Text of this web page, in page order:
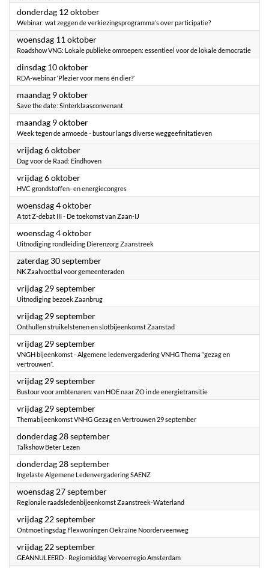
donderdag 12 oktober2023
Webinar: wat zeggen de verkiezingsprogramma’s over participatie?
woensdag 11 oktober2023
Roadshow VNG: Lokale publieke omroepen: essentieel voor de lokale democratie
dinsdag 10 oktober2023
RDA-webinar ‘Plezier voor mens én dier?’
maandag 9 oktober2023
Save the date: Sinterklaasconvenant
maandag 9 oktober2023
Week tegen de armoede - bustour langs diverse weggeefinitatieven
vrijdag 6 oktober2023
Dag voor de Raad: Eindhoven
vrijdag 6 oktober2023
HVC grondstoffen- en energiecongres
woensdag 4 oktober2023
A tot Z-debat III - De toekomst van Zaan-IJ
woensdag 4 oktober2023
Uitnodiging rondleiding Dierenzorg Zaanstreek
zaterdag 30 september2023
NK Zaalvoetbal voor gemeenteraden
vrijdag 29 september2023
Uitnodiging bezoek Zaanbrug
vrijdag 29 september2023
Onthullen struikelstenen en slotbijeenkomst Zaanstad
vrijdag 29 september2023
VNGH bijeenkomst - Algemene ledenvergadering VNHG Thema “gezag en
vertrouwen”.
vrijdag 29 september2023
Bustour voor ambtenaren: van HOE naar ZO in de energietransitie
vrijdag 29 september2023
Themabijeenkomst VNHG Gezag en Vertrouwen 29 september
donderdag 28 september2023
Talkshow Beter Lezen
donderdag 28 september2023
Ingelaste Algemene Ledenvergadering SAENZ
woensdag 27 september2023
Regionale raadsledenbijeenkomst Zaanstreek-Waterland
vrijdag 22 september2023
Ontmoetingsdag Flexwoningen Oekraïne Noorderveenweg
vrijdag 22 september2023
GEANNULEERD - Regiomiddag Vervoerregio Amsterdam